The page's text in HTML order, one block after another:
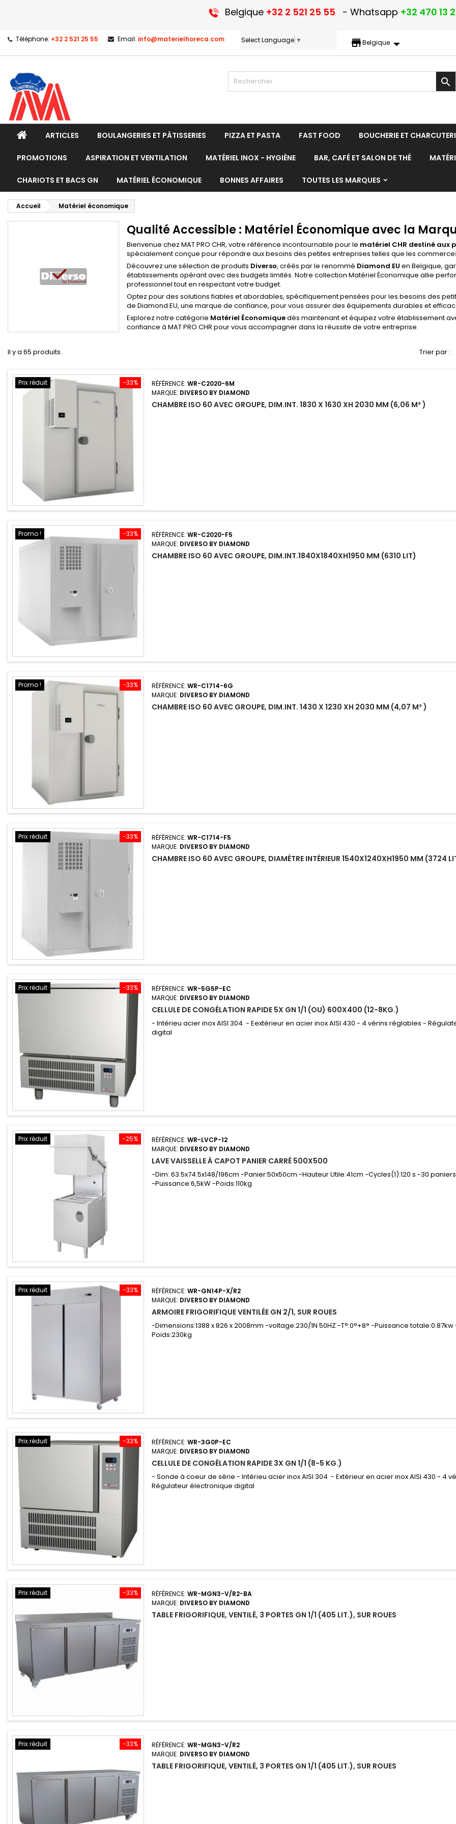
Belgique +32 2 521 25 55 - Whatsapp +32 470 13
Téléphone: +32 2 521 25 55 Email: info@materielhoreca.com Select Language ▼ storefront
Belgique

ARTICLES BOULANGERIES ET PÂTISSERIES PIZZA ET PASTA FAST FOOD BOUCHERIE ET
PROMOTIONS ASPIRATION ET VENTILATION MATÉRIEL INOX - HYGIÈNE BAR, CAFÉ ET SALON DE THÉ
CHARIOTS ET BACS GN MATÉRIEL ÉCONOMIQUE BONNES AFFAIRES TOUTES LES MARQUES
Accueil Matériel économique
Qualité Accessible : Matériel Économique avec la
Bienvenue chez MAT PRO CHR, votre référence incontournable pour le matériel CHR destiné aux
spécialement conçue pour répondre aux besoins des petites entreprises telles que les
Découvrez une sélection de produits Diverso, créés par le renommé Diamond EU en Belgique,
établissements opérant avec des budgets limités. Notre collection Matériel Économique allie
professionnel tout en respectant votre budget.
Optez pour des solutions fiables et abordables, spécifiquement pensées pour les besoins des
de Diamond EU, une marque de confiance, pour vous assurer des équipements durables et
Explorez notre catégorie Matériel Économiquedès maintenant et équipez votre établissement
confiance à MAT PRO CHR pour vous accompagner dans la réussite de votre entreprise.
Il y a 65 produits. Trier par :
-33%
Prix réduit RÉFÉRENCE:WR-C2020-6M
MARQUE: DIVERSO BY DIAMOND
CHAMBRE ISO 60 AVEC GROUPE, DIM.INT. 1830 X 1630 XH 2030 MM (6,06 M³ )
-33%
Promo ! RÉFÉRENCE:WR-C2020-F5
MARQUE: DIVERSO BY DIAMOND
CHAMBRE ISO 60 AVEC GROUPE, DIM.INT.1840X1840XH1950 MM (6310 LIT)
-33%
Promo ! RÉFÉRENCE:WR-C1714-6G
MARQUE: DIVERSO BY DIAMOND
CHAMBRE ISO 60 AVEC GROUPE, DIM.INT. 1430 X 1230 XH 2030 MM (4,07 M³ )
-33%
Prix réduit RÉFÉRENCE:WR-C1714-F5
MARQUE: DIVERSO BY DIAMOND
CHAMBRE ISO 60 AVEC GROUPE, DIAMÈTRE INTÉRIEUR 1540X1240XH1950 MM (3724
-33%
Prix réduit RÉFÉRENCE:WR-5G5P-EC
MARQUE: DIVERSO BY DIAMOND
CELLULE DE CONGÉLATION RAPIDE 5X GN 1/1 (OU) 600X400 (12-8KG.)
- Intérieu acier inox AISI 304 - Eextérieur en acier inox AISI 430 - 4 vérins réglables -
digital
-25%
Prix réduit RÉFÉRENCE:WR-LVCP-12
MARQUE: DIVERSO BY DIAMOND
LAVE VAISSELLE À CAPOT PANIER CARRÉ 500X500
-Dim: 63.5x74.5x148/196cm -Panier:50x50cm -Hauteur Utile:41cm -Cycles(1):120 s -30
-Puissance:6,5kW -Poids:110kg
-33%
Prix réduit RÉFÉRENCE:WR-GN14P-X/R2
MARQUE: DIVERSO BY DIAMOND
ARMOIRE FRIGORIFIQUE VENTILÉE GN 2/1, SUR ROUES
-Dimensions:1388 x 826 x 2008mm -voltage:230/1N 50HZ -T°:0°+8° -Puissance
Poids:230kg
-33%
Prix réduit RÉFÉRENCE:WR-3G0P-EC
MARQUE: DIVERSO BY DIAMOND
CELLULE DE CONGÉLATION RAPIDE 3X GN 1/1 (8-5 KG.)
- Sonde à coeur de série - Intérieu acier inox AISI 304 - Extérieur en acier inox AISI 430 - 4
Régulateur électronique digital
-33%
Prix réduit RÉFÉRENCE:WR-MGN3-V/R2-BA
MARQUE: DIVERSO BY DIAMOND
TABLE FRIGORIFIQUE, VENTILÉ, 3 PORTES GN 1/1 (405 LIT.), SUR ROUES
-33%
Prix réduit RÉFÉRENCE:WR-MGN3-V/R2
MARQUE: DIVERSO BY DIAMOND
TABLE FRIGORIFIQUE, VENTILÉ, 3 PORTES GN 1/1 (405 LIT.), SUR ROUES